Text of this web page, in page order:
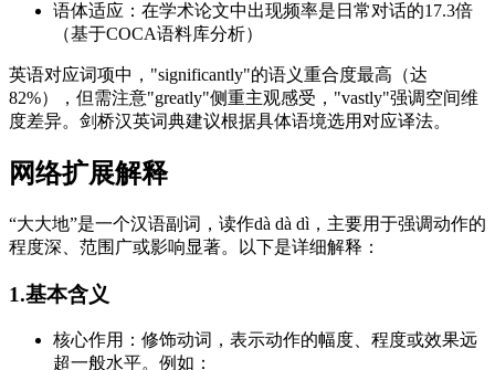
语体适应：在学术论文中出现频率是日常对话的17.3倍
（基于COCA语料库分析）
英语对应词项中，"significantly"的语义重合度最高（达
82%），但需注意"greatly"侧重主观感受，"vastly"强调空间维
度差异。剑桥汉英词典建议根据具体语境选用对应译法。
网络扩展解释
“大大地”是一个汉语副词，读作dà dà dì，主要用于强调动作的
程度深、范围广或影响显著。以下是详细解释：
1.基本含义
核心作用：修饰动词，表示动作的幅度、程度或效果远
超一般水平。例如：